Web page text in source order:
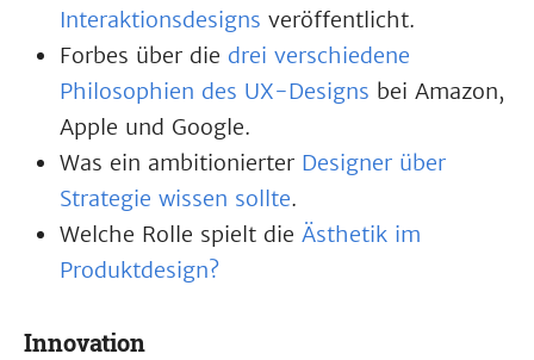
Interaktionsdesigns veröffentlicht.
Forbes über die drei verschiedene
Philosophien des UX-Designs bei Amazon,
Apple und Google.
Was ein ambitionierter Designer über
Strategie wissen sollte.
Welche Rolle spielt die Ästhetik im
Produktdesign?
Innovation